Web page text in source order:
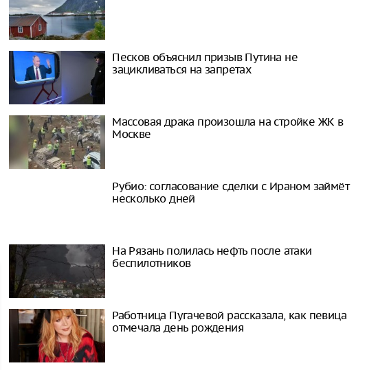
Песков объяснил призыв Путина не
зацикливаться на запретах
Массовая драка произошла на стройке ЖК в
Москве
Рубио: согласование сделки с Ираном займёт
несколько дней
На Рязань полилась нефть после атаки
беспилотников
Работница Пугачевой рассказала, как певица
отмечала день рождения